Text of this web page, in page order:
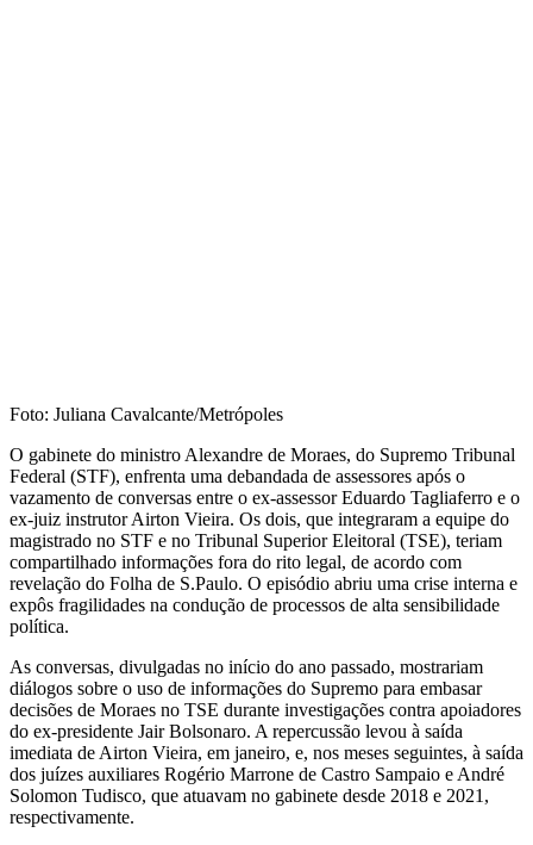
Foto: Juliana Cavalcante/Metrópoles
O gabinete do ministro Alexandre de Moraes, do Supremo Tribunal
Federal (STF), enfrenta uma debandada de assessores após o
vazamento de conversas entre o ex-assessor Eduardo Tagliaferro e o
ex-juiz instrutor Airton Vieira. Os dois, que integraram a equipe do
magistrado no STF e no Tribunal Superior Eleitoral (TSE), teriam
compartilhado informações fora do rito legal, de acordo com
revelação do Folha de S.Paulo. O episódio abriu uma crise interna e
expôs fragilidades na condução de processos de alta sensibilidade
política.
As conversas, divulgadas no início do ano passado, mostrariam
diálogos sobre o uso de informações do Supremo para embasar
decisões de Moraes no TSE durante investigações contra apoiadores
do ex-presidente Jair Bolsonaro. A repercussão levou à saída
imediata de Airton Vieira, em janeiro, e, nos meses seguintes, à saída
dos juízes auxiliares Rogério Marrone de Castro Sampaio e André
Solomon Tudisco, que atuavam no gabinete desde 2018 e 2021,
respectivamente.